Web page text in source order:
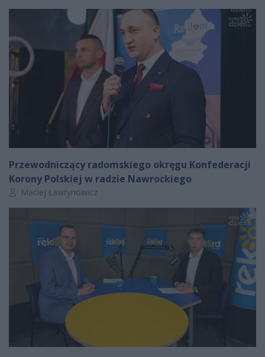
Przewodniczący radomskiego okręgu Konfederacji
Korony Polskiej w radzie Nawrockiego
Autor artykułu:
Maciej Ławrynowicz